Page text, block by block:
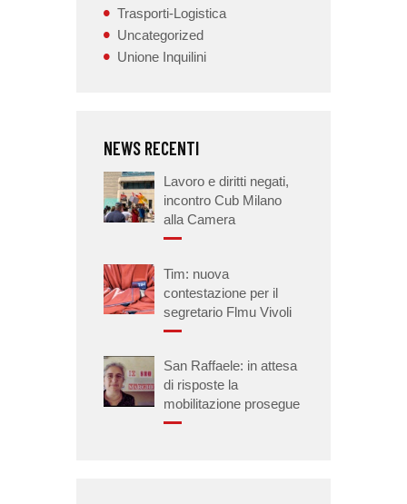
Trasporti-Logistica
Uncategorized
Unione Inquilini
NEWS RECENTI
Lavoro e diritti negati,
incontro Cub Milano
alla Camera
Tim: nuova
contestazione per il
segretario Flmu Vivoli
San Raffaele: in attesa
di risposte la
mobilitazione prosegue